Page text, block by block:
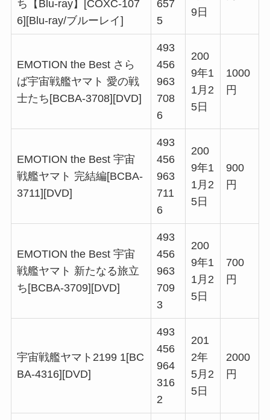
ち【Blu-ray】[COXC-107
6][Blu-ray/ブルーレイ]
657
5
9日
EMOTION the Best さら
ば宇宙戦艦ヤマト 愛の戦
士たち[BCBA-3708][DVD]
493
456
963
708
6
200
9年1
1月2
5日
1000
円
EMOTION the Best 宇宙
戦艦ヤマト 完結編[BCBA-
3711][DVD]
493
456
963
711
6
200
9年1
1月2
5日
900
円
EMOTION the Best 宇宙
戦艦ヤマト 新たなる旅立
ち[BCBA-3709][DVD]
493
456
963
709
3
200
9年1
1月2
5日
700
円
宇宙戦艦ヤマト2199 1[BC
BA-4316][DVD]
493
456
964
316
2
201
2年
5月2
5日
2000
円